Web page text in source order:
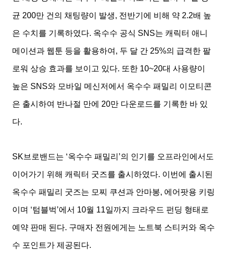
균 200만 건의 채팅량이 발생, 전반기에 비해 약 2.2배 높
은 수치를 기록하였다. 옥수수 공식 SNS는 캐릭터 애니
메이션과 웹툰 등을 활용하여, 두 달 간 25%의 급격한 팔
로워 상승 효과를 보이고 있다. 또한 10~20대 사용량이
높은 SNS와 모바일 메신저에서 옥수수 패밀리 이모티콘
은 출시하여 반나절 만에 20만 다운로드를 기록한 바 있
다.
SK브로밴드는 ‘옥수수 패밀리’의 인기를 오프라인에서도
이어가기 위해 캐릭터 굿즈를 출시하였다. 이번에 출시된
옥수수 패밀리 굿즈는 모찌 쿠션과 안마봉, 에어팟용 키링
이며 ‘텀블벅’에서 10월 11일까지 크라우드 펀딩 형태로
예약 판매 된다. 구매자 전원에게는 노트북 스티커와 옥수
수 포인트가 제공된다.